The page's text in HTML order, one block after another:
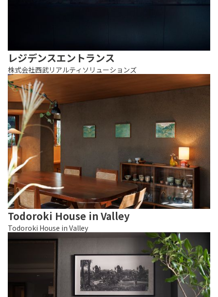
レジデンスエントランス
株式会社西武リアルティソリューションズ
Todoroki House in Valley
Todoroki House in Valley